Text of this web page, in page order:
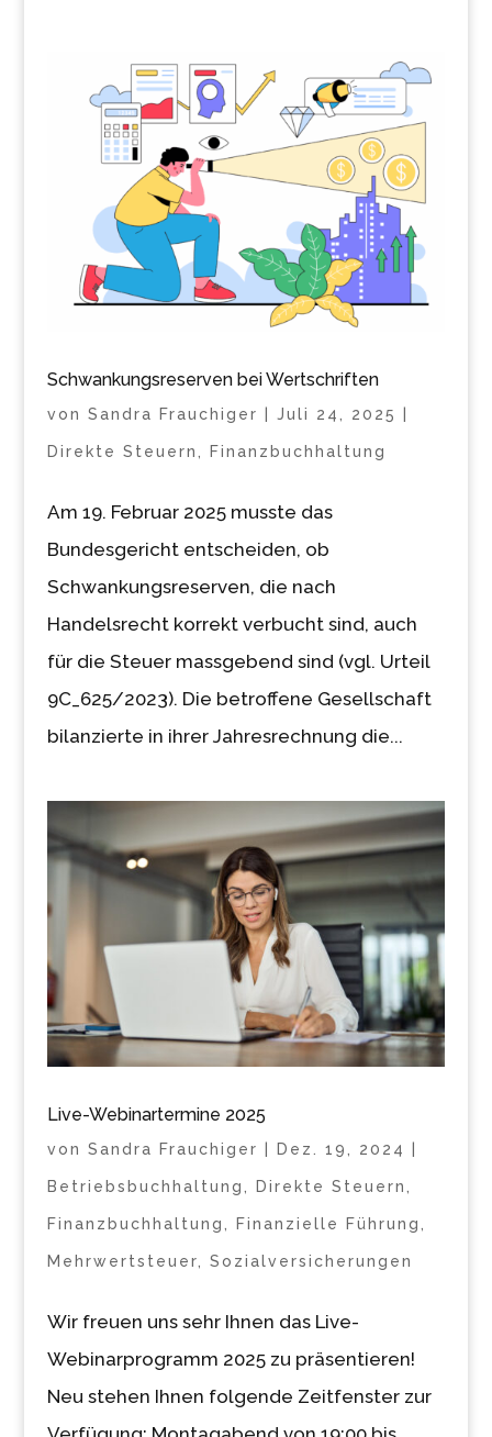
Schwankungsreserven bei Wertschriften
von Sandra Frauchiger Juli 24, 2025
Direkte Steuern Finanzbuchhaltung
Am 19. Februar 2025 musste das
Bundesgericht entscheiden, ob
Schwankungsreserven, die nach
Handelsrecht korrekt verbucht sind, auch
für die Steuer massgebend sind (vgl. Urteil
9C_625/2023). Die betroffene Gesellschaft
bilanzierte in ihrer Jahresrechnung die...
Live-Webinartermine 2025
von Sandra Frauchiger Dez. 19, 2024
Betriebsbuchhaltung Direkte Steuern
Finanzbuchhaltung Finanzielle Führung
Mehrwertsteuer Sozialversicherungen
Wir freuen uns sehr Ihnen das Live-
Webinarprogramm 2025 zu präsentieren!
Neu stehen Ihnen folgende Zeitfenster zur